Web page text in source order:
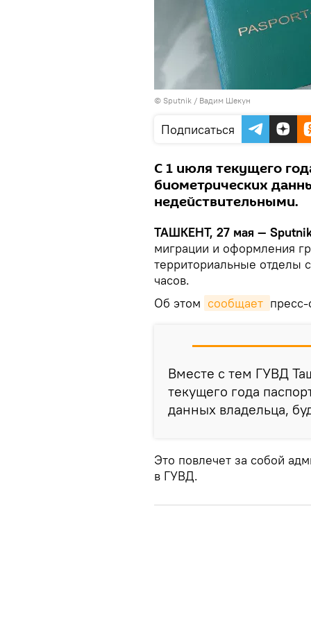
© Sputnik / Вадим Шекун
Подписаться
С 1 июля текущего
биометрических
недействительными.
ТАШКЕНТ, 27 мая —
миграции и оформления
территориальные отделы
часов.
Об этом сообщает
Вместе с тем ГУВД
текущего года
данных владельца,
Это повлечет за собой
в ГУВД.